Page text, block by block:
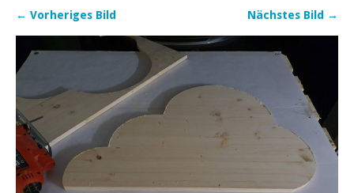
← Vorheriges Bild Nächstes Bild →